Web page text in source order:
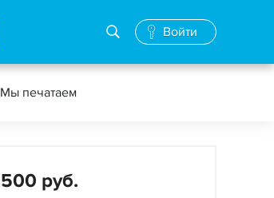
Войти
Мы печатаем
500 руб.